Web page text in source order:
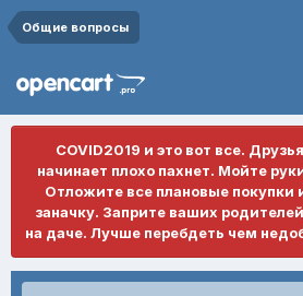
Общие вопросы
COVID2019 и это вот все.
начинает плохо пахнет. Мойте
Отложите все плановые покупки
заначку. Заприте ваших
на даче. Лучше перебдеть чем